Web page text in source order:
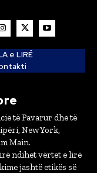
e LIRË
të Pavarur dhe të
New York,
Main.
ndihet vërtet e lirë
jashtë etikës së